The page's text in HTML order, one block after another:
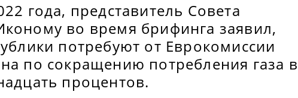
года, представитель Совета
во время брифинга заявил,
потребуют от Еврокомиссии
по сокращению потребления газа в
процентов.